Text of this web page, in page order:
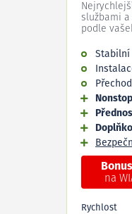
službami
podle
Stabilní
na
Rychlost